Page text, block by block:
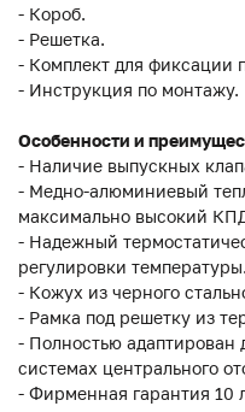
- Короб.
- Решетка.
- Комплект для фиксации
- Инструкция по монтажу.
Особенности и
- Наличие выпускных
- Медно-алюминиевый
максимально высокий
- Надежный
регулировки температуры.
- Кожух из черного
- Рамка под решетку из
- Полностью адаптирован
системах центрального
- Фирменная гарантия 10